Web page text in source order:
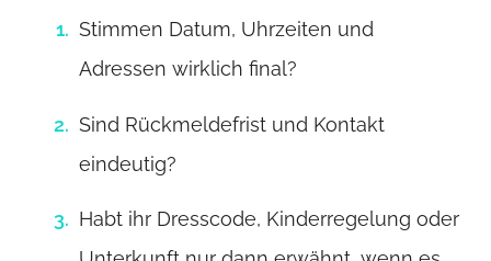
Stimmen Datum, Uhrzeiten und
Adressen wirklich final?
Sind Rückmeldefrist und Kontakt
eindeutig?
Habt ihr Dresscode, Kinderregelung oder